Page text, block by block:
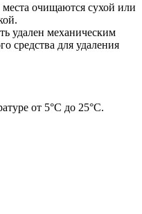
очищаются сухой или
удален механическим
средства для удаления
от 5°C до 25°C.